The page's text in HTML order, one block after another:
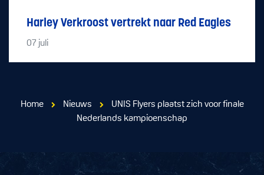
Harley Verkroost vertrekt naar Red Eagles
07 juli
Home Nieuws
UNIS Flyers plaatst zich voor finale
Nederlands kampioenschap